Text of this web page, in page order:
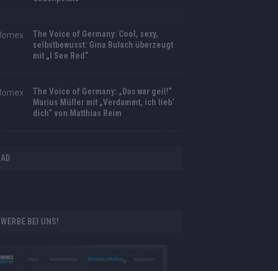
The Voice of Germany: Cool, sexy,
selbstbewusst: Gina Bulach überzeugt
mit „I See Red“
The Voice of Germany: „Das war geil!“
Marius Müller mit „Verdammt, ich lieb‘
dich“ von Matthias Reim
AD
WERBE BEI UNS!